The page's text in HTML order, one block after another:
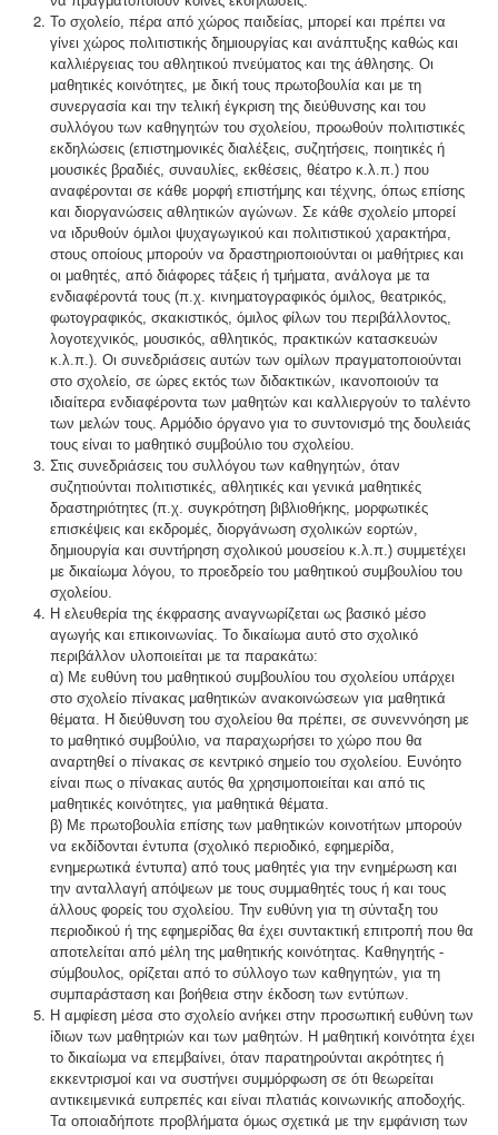
Το σχολείο, πέρα από χώρος παιδείας, μπορεί και πρέπει να
γίνει χώρος πολιτιστικής δημιουργίας και ανάπτυξης καθώς και
καλλιέργειας του αθλητικού πνεύματος και της άθλησης. Οι
μαθητικές κοινότητες, με δική τους πρωτοβουλία και με τη
συνεργασία και την τελική έγκριση της διεύθυνσης και του
συλλόγου των καθηγητών του σχολείου, προωθούν πολιτιστικές
εκδηλώσεις (επιστημονικές διαλέξεις, συζητήσεις, ποιητικές ή
μουσικές βραδιές, συναυλίες, εκθέσεις, θέατρο κ.λ.π.) που
αναφέρονται σε κάθε μορφή επιστήμης και τέχνης, όπως επίσης
και διοργανώσεις αθλητικών αγώνων. Σε κάθε σχολείο μπορεί
να ιδρυθούν όμιλοι ψυχαγωγικού και πολιτιστικού χαρακτήρα,
στους οποίους μπορούν να δραστηριοποιούνται οι μαθήτριες και
οι μαθητές, από διάφορες τάξεις ή τμήματα, ανάλογα με τα
ενδιαφέροντά τους (π.χ. κινηματογραφικός όμιλος, θεατρικός,
φωτογραφικός, σκακιστικός, όμιλος φίλων του περιβάλλοντος,
λογοτεχνικός, μουσικός, αθλητικός, πρακτικών κατασκευών
κ.λ.π.). Οι συνεδριάσεις αυτών των ομίλων πραγματοποιούνται
στο σχολείο, σε ώρες εκτός των διδακτικών, ικανοποιούν τα
ιδιαίτερα ενδιαφέροντα των μαθητών και καλλιεργούν το ταλέντο
των μελών τους. Αρμόδιο όργανο για το συντονισμό της δουλειάς
τους είναι το μαθητικό συμβούλιο του σχολείου.
Στις συνεδριάσεις του συλλόγου των καθηγητών, όταν
συζητιούνται πολιτιστικές, αθλητικές και γενικά μαθητικές
δραστηριότητες (π.χ. συγκρότηση βιβλιοθήκης, μορφωτικές
επισκέψεις και εκδρομές, διοργάνωση σχολικών εορτών,
δημιουργία και συντήρηση σχολικού μουσείου κ.λ.π.) συμμετέχει
με δικαίωμα λόγου, το προεδρείο του μαθητικού συμβουλίου του
σχολείου.
Η ελευθερία της έκφρασης αναγνωρίζεται ως βασικό μέσο
αγωγής και επικοινωνίας. Το δικαίωμα αυτό στο σχολικό
περιβάλλον υλοποιείται με τα παρακάτω:
α) Με ευθύνη του μαθητικού συμβουλίου του σχολείου υπάρχει
στο σχολείο πίνακας μαθητικών ανακοινώσεων για μαθητικά
θέματα. H διεύθυνση του σχολείου θα πρέπει, σε συνεννόηση με
το μαθητικό συμβούλιο, να παραχωρήσει το χώρο που θα
αναρτηθεί ο πίνακας σε κεντρικό σημείο του σχολείου. Ευνόητο
είναι πως ο πίνακας αυτός θα χρησιμοποιείται και από τις
μαθητικές κοινότητες, για μαθητικά θέματα.
β) Με πρωτοβουλία επίσης των μαθητικών κοινοτήτων μπορούν
να εκδίδονται έντυπα (σχολικό περιοδικό, εφημερίδα,
ενημερωτικά έντυπα) από τους μαθητές για την ενημέρωση και
την ανταλλαγή απόψεων με τους συμμαθητές τους ή και τους
άλλους φορείς του σχολείου. Την ευθύνη για τη σύνταξη του
περιοδικού ή της εφημερίδας θα έχει συντακτική επιτροπή που θα
αποτελείται από μέλη της μαθητικής κοινότητας. Καθηγητής -
σύμβουλος, ορίζεται από το σύλλογο των καθηγητών, για τη
συμπαράσταση και βοήθεια στην έκδοση των εντύπων.
Η αμφίεση μέσα στο σχολείο ανήκει στην προσωπική ευθύνη των
ίδιων των μαθητριών και των μαθητών. Η μαθητική κοινότητα έχει
το δικαίωμα να επεμβαίνει, όταν παρατηρούνται ακρότητες ή
εκκεντρισμοί και να συστήνει συμμόρφωση σε ότι θεωρείται
αντικειμενικά ευπρεπές και είναι πλατιάς κοινωνικής αποδοχής.
Τα οποιαδήποτε προβλήματα όμως σχετικά με την εμφάνιση των